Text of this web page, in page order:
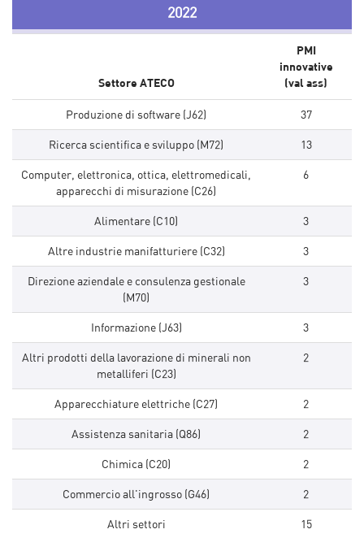
2022
Settore ATECO
PMI
innovative
(val ass)
Produzione di software (J62) 37
Ricerca scientifica e sviluppo (M72) 13
Computer, elettronica, ottica, elettromedicali,
apparecchi di misurazione (C26)
6
Alimentare (C10) 3
Altre industrie manifatturiere (C32) 3
Direzione aziendale e consulenza gestionale
(M70)
3
Informazione (J63) 3
Altri prodotti della lavorazione di minerali non
metalliferi (C23)
2
Apparecchiature elettriche (C27) 2
Assistenza sanitaria (Q86) 2
Chimica (C20) 2
Commercio all'ingrosso (G46) 2
Altri settori 15